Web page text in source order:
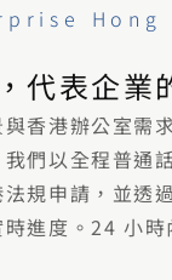
Hong
代表企業
香港辦公室需
們以全程普通
規申請，並透
進度。24 小時